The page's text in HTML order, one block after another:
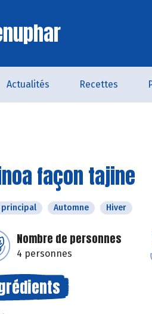
Actualités Recettes
façon tajine
principal Automne Hiver
Nombre de personnes
4 personnes